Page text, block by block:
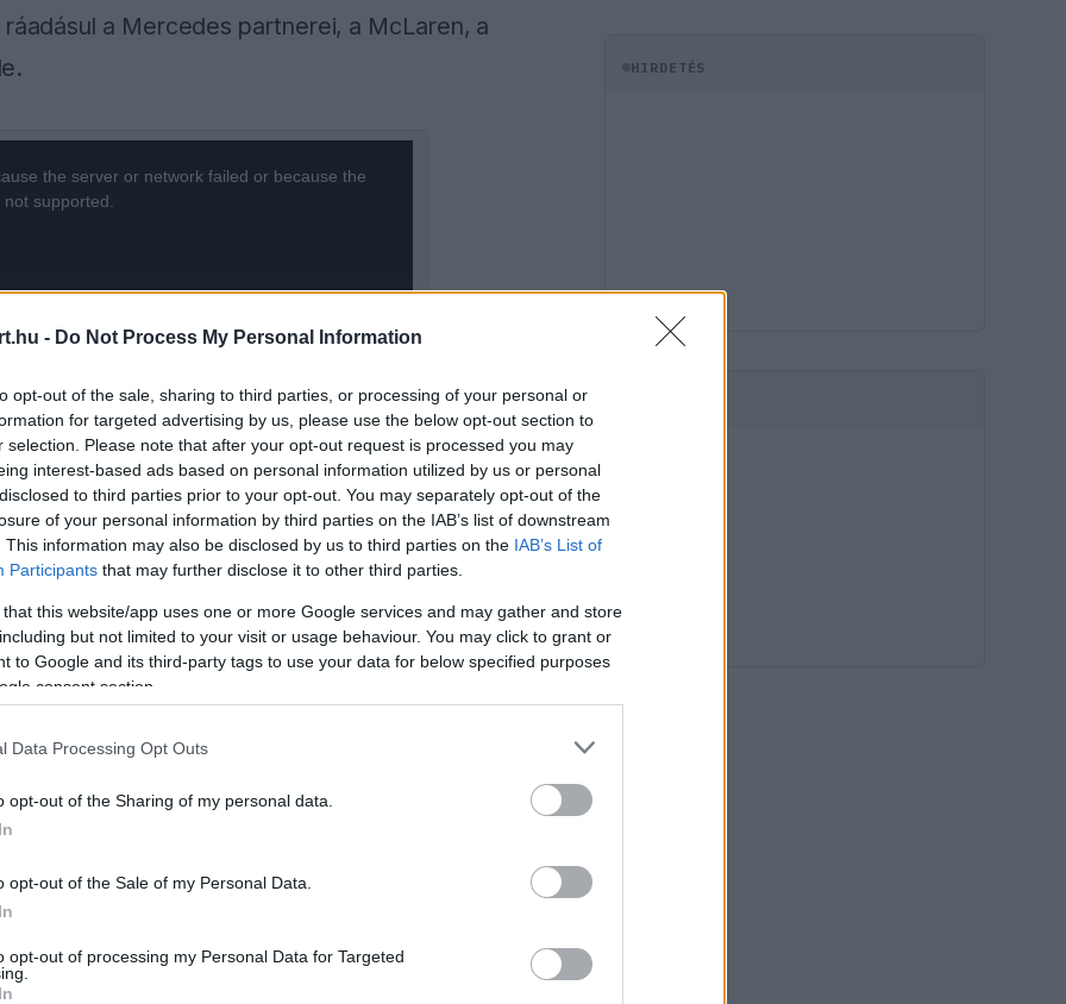
- Do Not Process My Personal Information
opt-out of the sale, sharing to third parties, or processing of your personal or
for targeted advertising by us, please use the below opt-out section to
selection. Please note that after your opt-out request is processed you may
interest-based ads based on personal information utilized by us or personal
to third parties prior to your opt-out. You may separately opt-out of the
of your personal information by third parties on the IAB’s list of downstream
This information may also be disclosed by us to third parties on the IAB’s List of
Participants that may further disclose it to other third parties.
that this website/app uses one or more Google services and may gather and store
but not limited to your visit or usage behaviour. You may click to grant or
to Google and its third-party tags to use your data for below specified purposes
consent section.
Data Processing Opt Outs
opt-out of the Sharing of my personal data.
opt-out of the Sale of my Personal Data.
opt-out of processing my Personal Data for Targeted
a Mercedes partnerei, a McLaren, a
the server or network failed or because the
supported.
Ausztrál Nagydíj végeredményét, mivel
szellemiségével.
HIRDETÉS